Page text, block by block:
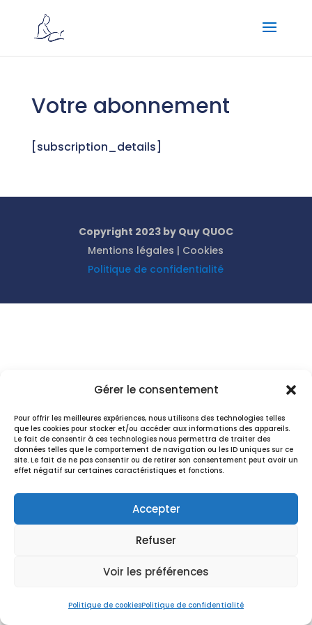
Gérer le consentement
Pour offrir les meilleures expériences, nous utilisons des technologies telles
que les cookies pour stocker et/ou accéder aux informations des appareils.
Le fait de consentir à ces technologies nous permettra de traiter des
données telles que le comportement de navigation ou les ID uniques sur ce
site. Le fait de ne pas consentir ou de retirer son consentement peut avoir un
effet négatif sur certaines caractéristiques et fonctions.
Accepter
Refuser
Voir les préférences
Politique de cookiesPolitique de confidentialité
Votre abonnement
[subscription_details]
Copyright 2023 by Quy QUOC
Mentions légales | Cookies
Politique de confidentialité